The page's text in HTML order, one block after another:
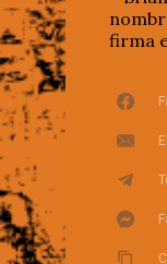
firma